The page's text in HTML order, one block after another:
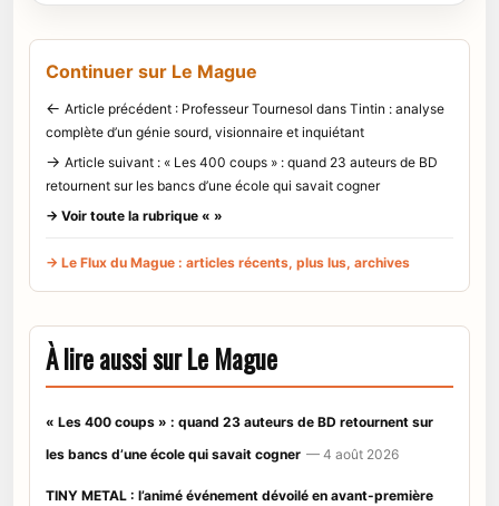
Continuer sur Le Mague
← Article précédent : Professeur Tournesol dans Tintin : analyse
complète d’un génie sourd, visionnaire et inquiétant
→ Article suivant : « Les 400 coups » : quand 23 auteurs de BD
retournent sur les bancs d’une école qui savait cogner
→ Voir toute la rubrique « »
→ Le Flux du Mague : articles récents, plus lus, archives
À lire aussi sur Le Mague
« Les 400 coups » : quand 23 auteurs de BD retournent sur
les bancs d’une école qui savait cogner — 4 août 2026
TINY METAL : l’animé événement dévoilé en avant-première